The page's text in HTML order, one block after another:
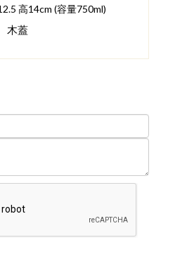
高14cm (容量750ml)
木蓋